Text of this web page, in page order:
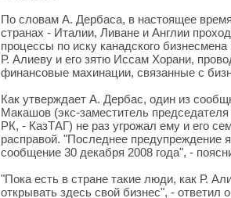
По словам А. Дербаса, в настоящее
странах - Италии, Ливане и Англии
процессы по иску канадского
Р. Алиеву и его зятю Иссам Хорани,
финансовые махинации, связанные с
Как утверждает А. Дербас, один из
Макашов (экс-заместитель председателя
РК, - КазТАГ) не раз угрожал ему и его
расправой. "Последнее предупреждение
сообщение 30 декабря 2008 года", -
"Пока есть в стране такие люди, как Р.
открывать здесь свой бизнес", - ответил